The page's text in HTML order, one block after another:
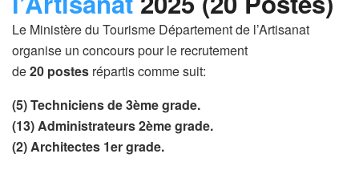
Le Ministère du Tourisme Département de l’Artisanat
organise un concours pour le recrutement
de20 postes répartis comme suit:
(5) Techniciens de 3ème grade.
(13) Administrateurs 2ème grade.
(2) Architectes 1er grade.